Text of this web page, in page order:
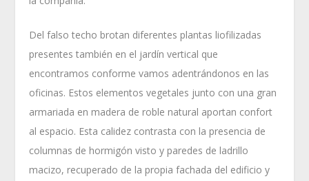
Del falso techo brotan diferentes plantas liofilizadas
presentes también en el jardín vertical que
encontramos conforme vamos adentrándonos en las
oficinas. Estos elementos vegetales junto con una gran
armariada en madera de roble natural aportan confort
al espacio. Esta calidez contrasta con la presencia de
columnas de hormigón visto y paredes de ladrillo
macizo, recuperado de la propia fachada del edificio y